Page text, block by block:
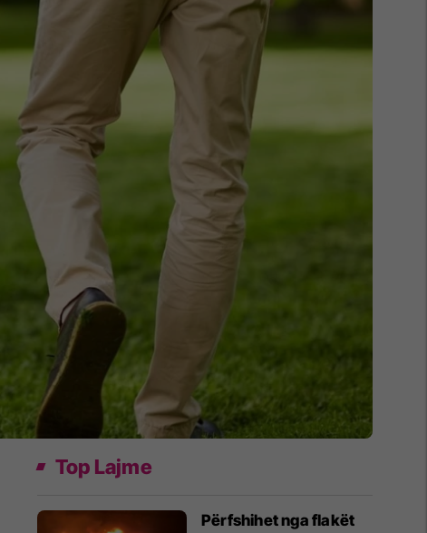
Top Lajme
Përfshihet nga flakët